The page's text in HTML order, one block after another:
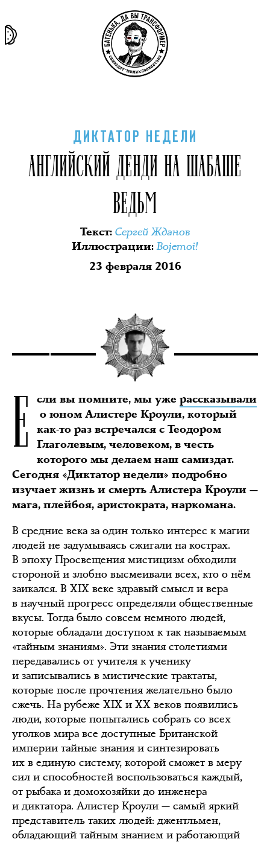
ДИКТАТОР НЕДЕЛИ
АНГЛИЙСКИЙ ДЕНДИ НА ШАБАШЕ
ВЕДЬМ
Текст: Сергей Жданов
Иллюстрации:Bojemoi!
23 февраля 2016
Е сли вы помните, мы уже рассказывали
о юном Алистере Кроули, который
как-то раз встречался с Теодором
Глаголевым, человеком, в честь
которого мы делаем наш самиздат.
Сегодня «Диктатор недели» подробно
изучает жизнь и смерть Алистера Кроули —
мага, плейбоя, аристократа, наркомана.
В средние века за один только интерес к магии
людей не задумываясь сжигали на кострах.
В эпоху Просвещения мистицизм обходили
стороной и злобно высмеивали всех, кто о нём
заикался. В XIX веке здравый смысл и вера
в научный прогресс определяли общественные
вкусы. Тогда было совсем немного людей,
которые обладали доступом к так называемым
«тайным знаниям». Эти знания столетиями
передавались от учителя к ученику
и записывались в мистические трактаты,
которые после прочтения желательно было
сжечь. На рубеже XIX и XX веков появились
люди, которые попытались собрать со всех
уголков мира все доступные Британской
империи тайные знания и синтезировать
их в единую систему, которой сможет в меру
сил и способностей воспользоваться каждый,
от рыбака и домохозяйки до инженера
и диктатора. Алистер Кроули — самый яркий
представитель таких людей: джентльмен,
обладающий тайным знанием и работающий